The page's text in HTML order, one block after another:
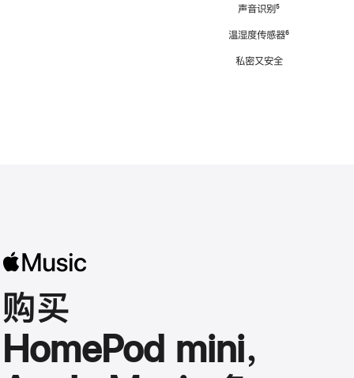
声音识别脚
⁵
温湿度传感器脚
⁶
私密又安全
购买
HomePod mini，